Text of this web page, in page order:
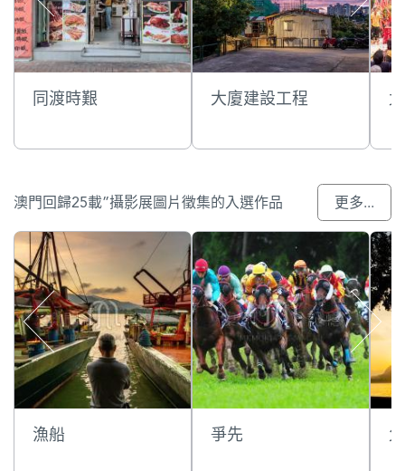
同渡時艱 大廈建設工程
澳門回歸25載”攝影展圖片徵集的入選作品 更多...
漁船 爭先